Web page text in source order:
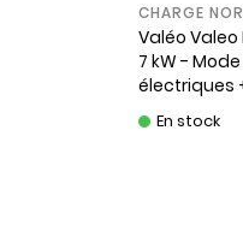
CHARGE
Valéo Valeo
7 kW -
électriques
En stock